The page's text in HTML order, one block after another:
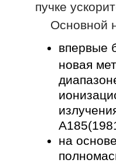
пучке
Основной
впервые
новая
на